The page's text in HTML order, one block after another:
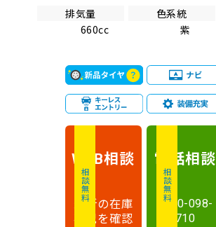
排気量
660cc
色系統
紫
相談無料
WEB相談
最新の在庫
状況を確認
相談無料
電話相談
0120-098-
710